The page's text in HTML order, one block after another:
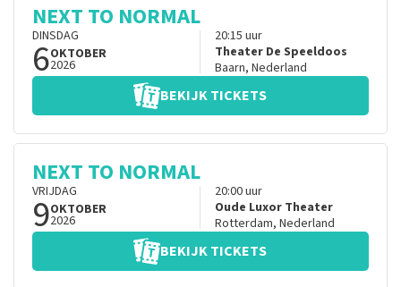
NEXT TO NORMAL
DINSDAG
6OKTOBER
2026
20:15 uur
Theater De Speeldoos
Baarn, Nederland
BEKIJK TICKETS
NEXT TO NORMAL
VRIJDAG
9OKTOBER
2026
20:00uur
Oude Luxor Theater
Rotterdam, Nederland
BEKIJK TICKETS